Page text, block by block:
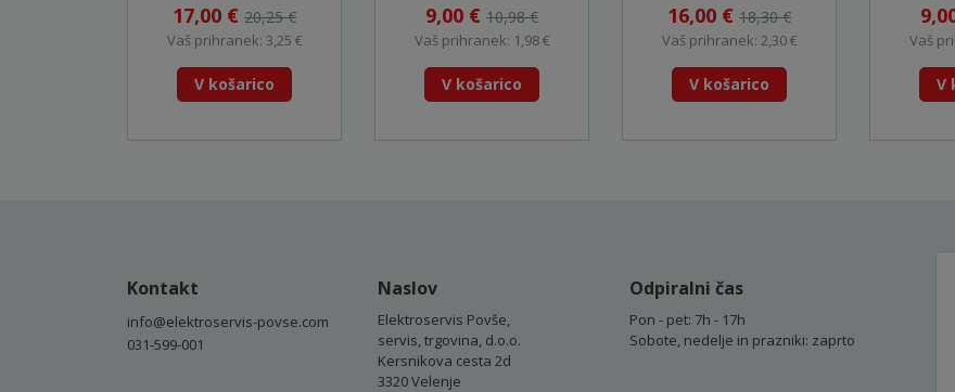
17,00 € 20,25 €
Vaš prihranek: 3,25 €
V košarico
9,00 € 10,98 €
Vaš prihranek: 1,98 €
V košarico
16,00 € 18,30 €
Vaš prihranek: 2,30 €
V košarico
Vaš
V
Kontakt
info@elektroservis-povse.com
031-599-001
Naslov
Elektroservis Povše,
servis, trgovina, d.o.o.
Kersnikova cesta 2d
3320 Velenje
Odpiralni čas
Pon - pet: 7h - 17h
Sobote, nedelje in prazniki: zaprto